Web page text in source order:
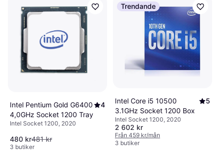
Intel Pentium Gold G6400
4,0GHz Socket 1200 Tray
4
Intel Socket 1200, 2020
480 kr481 kr
3 butiker
Trendande
Intel Core i5 10500
3.1GHz Socket 1200 Box
5
Intel Socket 1200, 2020
2 602 kr
Från 459 kr/mån
3 butiker